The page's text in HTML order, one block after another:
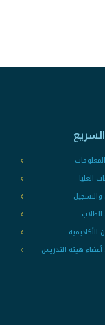
العليا
والتسجيل
هيئة التدريس